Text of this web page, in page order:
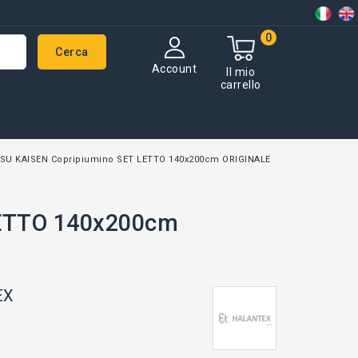
Il mio
carrello
0
Account
Cerca
KAISEN Copripiumino SET LETTO 140x200cm ORIGINALE
140x200cm